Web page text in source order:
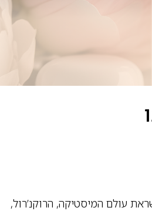
עולם המיסטיקה, הרוקנ’רול,